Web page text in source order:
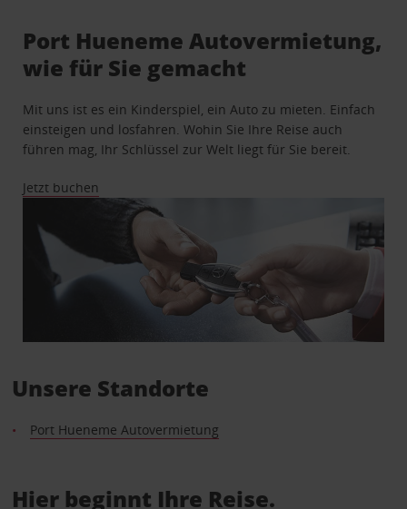
Port Hueneme Autovermietung,
wie für Sie gemacht
Mit uns ist es ein Kinderspiel, ein Auto zu mieten. Einfach
einsteigen und losfahren. Wohin Sie Ihre Reise auch
führen mag, Ihr Schlüssel zur Welt liegt für Sie bereit.
Jetzt buchen
Unsere Standorte
Port Hueneme Autovermietung
Hier beginnt Ihre Reise.